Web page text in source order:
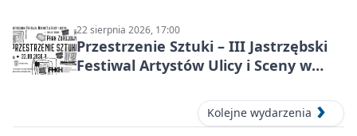
22 sierpnia 2026, 17:00
Przestrzenie Sztuki – III Jastrzębski
Festiwal Artystów Ulicy i Sceny w
Kolejne wydarzenia